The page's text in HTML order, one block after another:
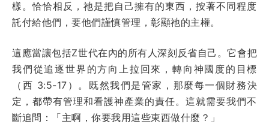
樣。恰恰相反，祂是把自己擁有的東西，按著不同程度
託付給他們，要他們謹慎管理，彰顯祂的主權。
這應當讓包括Z世代在內的所有人深刻反省自己。它會把
我們從追逐世界的方向上拉回來，轉向神國度的目標
（西 3:5-17）。既然我們是管家，那麼每一個財務決
定，都帶有管理和看護神產業的責任。這就需要我們不
斷追問：「主啊，你要我用這些東西做什麼？」